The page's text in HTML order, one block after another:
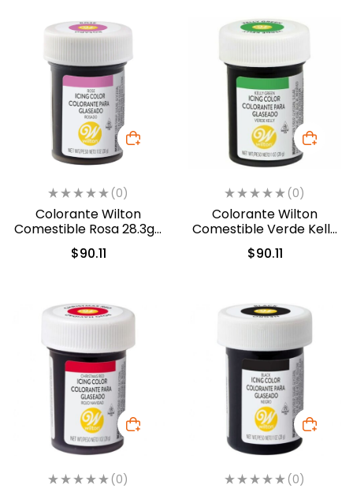
(0)
Colorante Wilton
Comestible Rosa 28.3gr.
(610-401)
$90.11
(0)
Colorante Wilton
Comestible Verde Kelly
28.3gr. (04-0-0046)
$90.11
(0) (0)